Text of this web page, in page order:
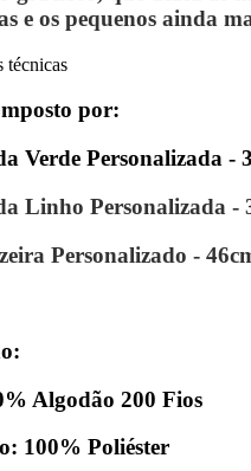
e os pequenos ainda
técnicas
por:
Verde Personalizada -
Linho Personalizada -
Personalizado -
Algodão 200 Fios
100% Poliéster